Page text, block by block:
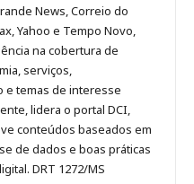
News, Correio do
Yahoo e Tempo Novo,
na cobertura de
serviços,
e temas de interesse
lidera o portal DCI,
conteúdos baseados em
de dados e boas práticas
DRT 1272/MS